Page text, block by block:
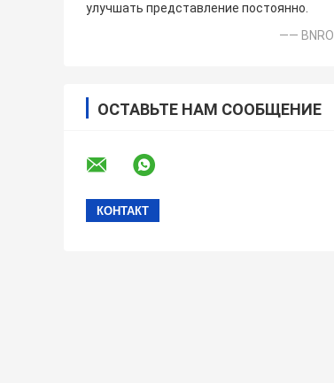
улучшать представление постоянно.
—— BNRO
ОСТАВЬТЕ НАМ СООБЩЕНИЕ